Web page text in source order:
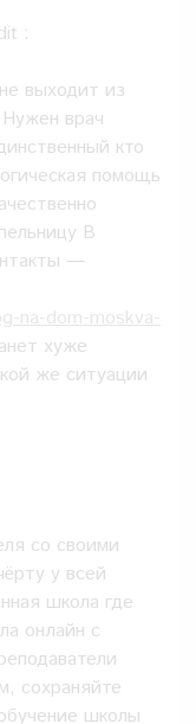
:
выходит из
врач
кто
помощь
В
—
na-dom-moskva-
хуже
же ситуации
со своими
у всей
школа где
онлайн с
сохраняйте
школы